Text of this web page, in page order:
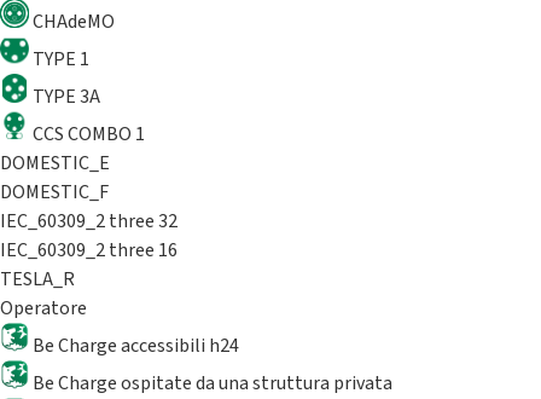
CHAdeMO
TYPE 1
TYPE 3A
CCS COMBO 1
DOMESTIC_E
DOMESTIC_F
IEC_60309_2 three 32
IEC_60309_2 three 16
TESLA_R
Operatore
Be Charge accessibili h24
Be Charge ospitate da una struttura privata